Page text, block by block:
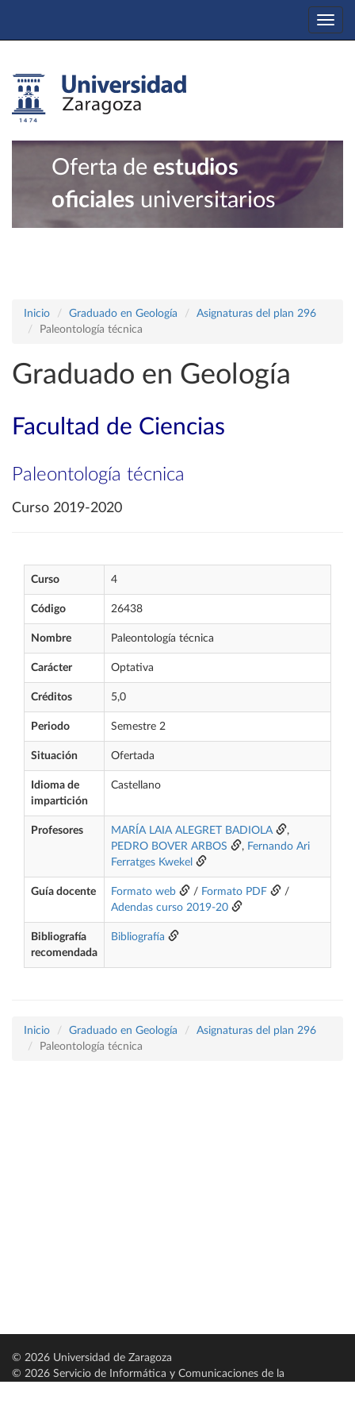
Oferta de estudios
oficiales universitarios
Inicio Graduado en Geología
Asignaturas del plan 296
Paleontología técnica
Graduado en Geología
Facultad de Ciencias
Paleontología técnica
Curso 2019-2020
Curso 4
Código 26438
Nombre Paleontología técnica
Carácter Optativa
Créditos 5,0
Periodo Semestre 2
Situación Ofertada
Idioma de
impartición
Castellano
Profesores MARÍA LAIA ALEGRET BADIOLA
,
PEDRO BOVER ARBOS
, Fernando Ari
Ferratges Kwekel
Guía docente Formato web / Formato PDF
/
Adendas curso 2019-20
Bibliografía
recomendada
Bibliografía
Inicio Graduado en Geología
Asignaturas del plan 296
Paleontología técnica
© 2026 Universidad de Zaragoza
© 2026 Servicio de Informática y Comunicaciones de la